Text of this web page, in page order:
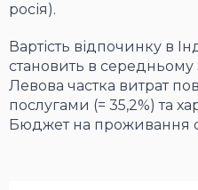
росія).
Вартість відпочинку в
становить в
Левова частка витрат
послугами (= 35,2%) та
Бюджет на проживання